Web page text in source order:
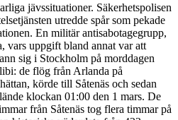
jävssituationer. Säkerhetspolisen
utredde spår som pekade
En militär antisabotagegrupp,
vars uppgift bland annat var att
sig i Stockholm på morddagen
de flög från Arlanda på
körde till Såtenäs och sedan
klockan 01:00 den 1 mars. De
från Såtenäs tog flera timmar på